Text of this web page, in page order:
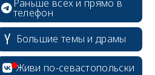
Раньше всех и прямо в
телефон
Большие темы и драмы
Живи по-севастопольски